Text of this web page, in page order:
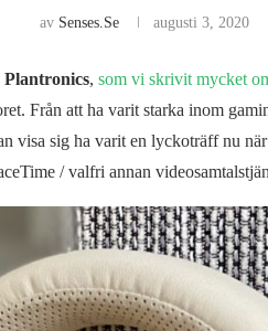
av Senses.se augusti 3, 2020
Plantronics, som vi skrivit mycket
Från att ha varit starka inom
visa sig ha varit en lyckoträff nu
/ valfri annan